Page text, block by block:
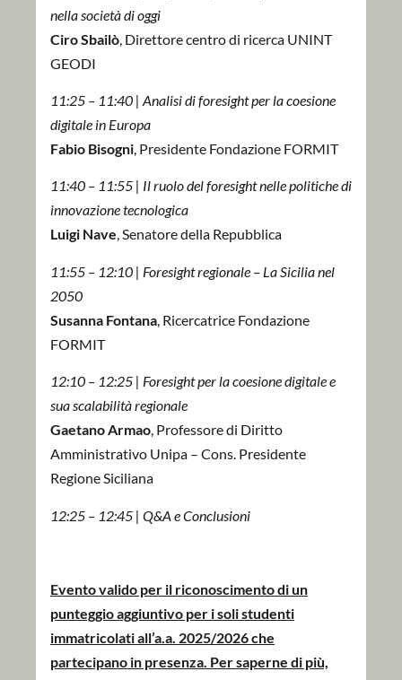
nella società di oggi
Ciro Sbailò , Direttore centro di ricerca UNINT
GEODI
11:25 – 11:40 | Analisi di foresight per la coesione
digitale in Europa
Fabio Bisogni, Presidente Fondazione FORMIT
11:40 – 11:55 | Il ruolo del foresight nelle politiche di
innovazione tecnologica
Luigi Nave, Senatore della Repubblica
11:55 – 12:10 | Foresight regionale – La Sicilia nel
2050
Susanna Fontana , Ricercatrice Fondazione
FORMIT
12:10 – 12:25 | Foresight per la coesione digitale e
sua scalabilità regionale
Gaetano Armao, Professore di Diritto
Amministrativo Unipa – Cons. Presidente
Regione Siciliana
12:25 – 12:45 | Q&A e Conclusioni
Evento valido per il riconoscimento di un
punteggio aggiuntivo per i soli studenti
immatricolati all’a.a. 2025/2026 che
partecipano in presenza. Per saperne di più,